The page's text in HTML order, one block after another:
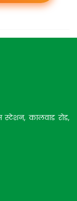
स्टेशन, कालवाड रोड,